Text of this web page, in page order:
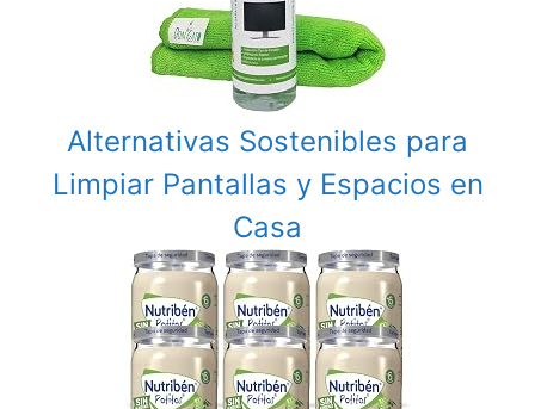
Alternativas Sostenibles para
Limpiar Pantallas y Espacios en
Casa